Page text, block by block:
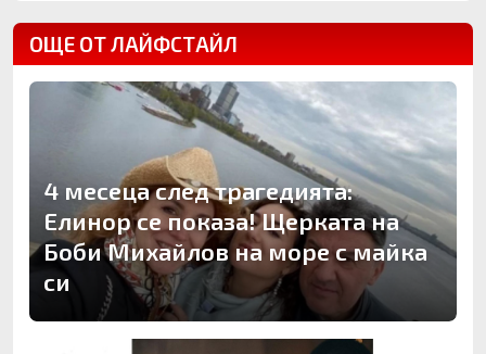
ОЩЕ ОТ ЛАЙФСТАЙЛ
4 месеца след трагедията:
Елинор се показа! Щерката на
Боби Михайлов на море с майка
си